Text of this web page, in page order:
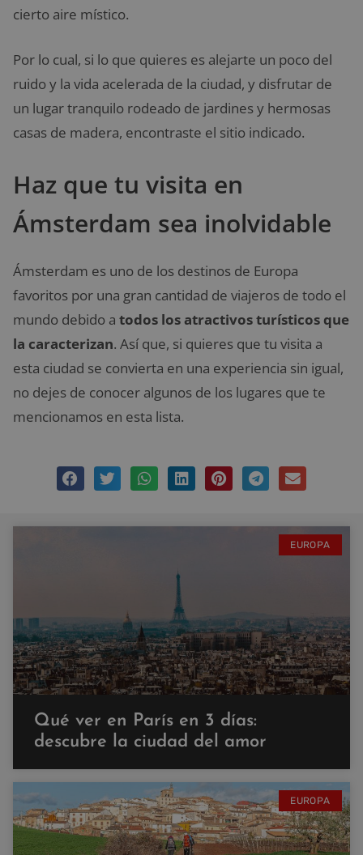
cierto aire místico.
Por lo cual, si lo que quieres es alejarte un poco del
ruido y la vida acelerada de la ciudad, y disfrutar de
un lugar tranquilo rodeado de jardines y hermosas
casas de madera, encontraste el sitio indicado.
Haz que tu visita en
Ámsterdam sea inolvidable
Ámsterdam es uno de los destinos de Europa
favoritos por una gran cantidad de viajeros de todo el
mundo debido a todos los atractivos turísticos que
la caracterizan. Así que, si quieres que tu visita a
esta ciudad se convierta en una experiencia sin igual,
no dejes de conocer algunos de los lugares que te
mencionamos en esta lista.
EUROPA
Qué ver en París en 3 días:
descubre la ciudad del amor
EUROPA